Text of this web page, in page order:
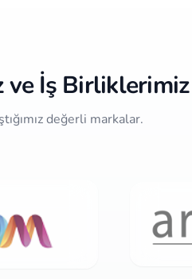
ve İş Birliklerimiz
değerli markalar.